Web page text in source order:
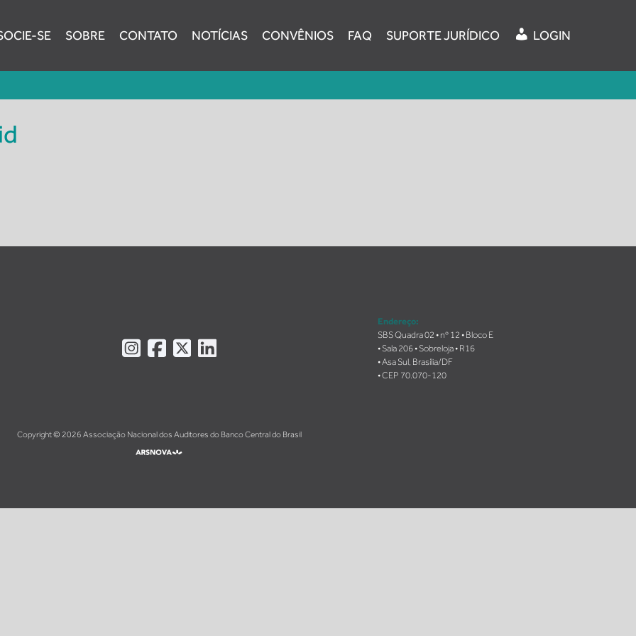
SE SOBRE CONTATO NOTÍCIAS CONVÊNIOS FAQ SUPORTE JURÍDICO LOGIN
InstagramFacebook
X LinkedIn
Endereço:
SBS Quadra 02 • nº 12 • Bloco E
• Sala 206 • Sobreloja • R16
• Asa Sul, Brasília/DF
• CEP 70.070-120
Copyright © 2026 Associação Nacional dos Auditores do Banco Central do Brasil